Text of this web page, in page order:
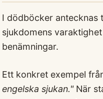
I dödböcker antecknas
sjukdomens
benämningar.
Ett konkret exempel
engelska sjukan."När